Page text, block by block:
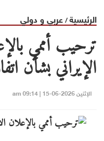
الرئيسية/ عربي و دولي
ترحيب أممي
الإيراني بشأن
الإثنين 2026-06-15 | 09:14 am